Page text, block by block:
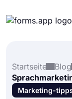
Integrationen
Vorlagen
Startseite
Blog
Marketing-